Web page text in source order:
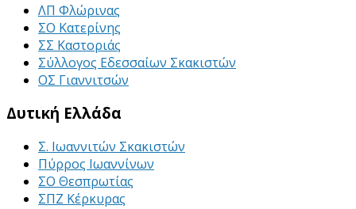
ΛΠ Φλώρινας
ΣΟ Κατερίνης
ΣΣ Καστοριάς
Σύλλογος Εδεσσαίων Σκακιστών
ΟΣ Γιαννιτσών
Δυτική Ελλάδα
Σ. Ιωαννιτών Σκακιστών
Πύρρος Ιωαννίνων
ΣΟ Θεσπρωτίας
ΣΠΖ Κέρκυρας